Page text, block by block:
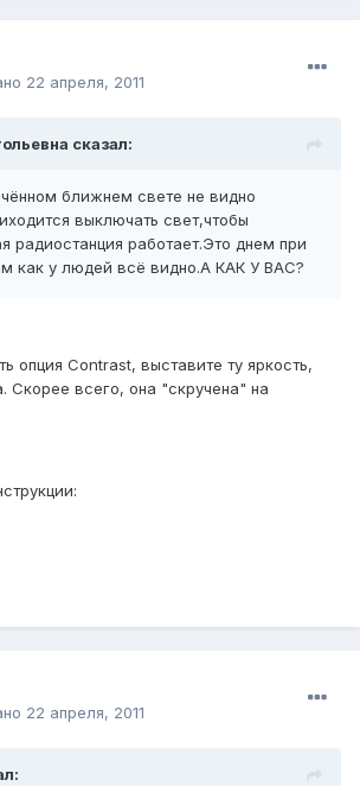
22 апреля, 2011
сказал:
ближнем свете не видно
выключать свет,чтобы
радиостанция работает.Это днем при
как у людей всё видно.А КАК У ВАС?
опция Contrast, выставите ту яркость,
Скорее всего, она "скручена" на
22 апреля, 2011